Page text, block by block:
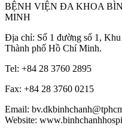
BỆNH VIỆN ĐA KHOA
MINH
Địa chỉ: Số 1 đường số 1,
Thành phố Hồ Chí Minh.
Tel: +84 28 3760 2895
Fax: +84 28 3760 0215
Email:
Website: